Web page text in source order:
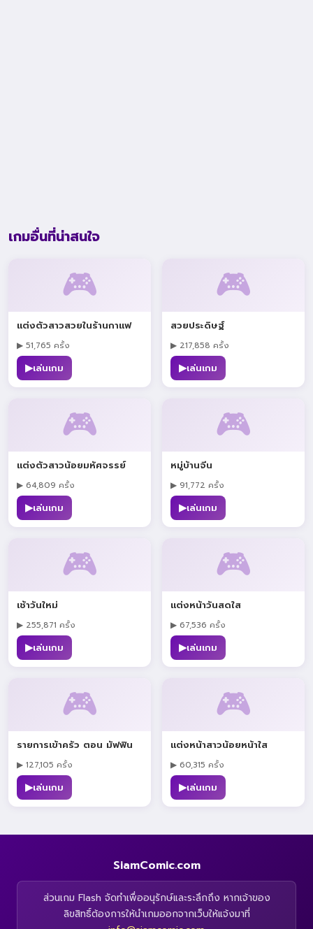
เกมอื่นที่น่าสนใจ
🎮
แต่งตัวสาวสวยในร้านกาแฟ
▶ 51,765 ครั้ง
▶เล่นเกม
🎮
สวยประดิษฐ์
▶ 217,858 ครั้ง
▶เล่นเกม
🎮
แต่งตัวสาวน้อยมหัศจรรย์
▶ 64,809 ครั้ง
▶เล่นเกม
🎮
หมู่บ้านจีน
▶ 91,772 ครั้ง
▶เล่นเกม
🎮
เช้าวันใหม่
▶ 255,871 ครั้ง
▶เล่นเกม
🎮
แต่งหน้าวันสดใส
▶ 67,536 ครั้ง
▶เล่นเกม
🎮
รายการเข้าครัว ตอน มัฟฟิน
▶ 127,105 ครั้ง
▶เล่นเกม
🎮
แต่งหน้าสาวน้อยหน้าใส
▶ 60,315 ครั้ง
▶เล่นเกม
SiamComic.com
ส่วนเกม Flash จัดทำเพื่ออนุรักษ์และระลึกถึง หากเจ้าของ
ลิขสิทธิ์ต้องการให้นำเกมออกจากเว็บให้แจ้งมาที่